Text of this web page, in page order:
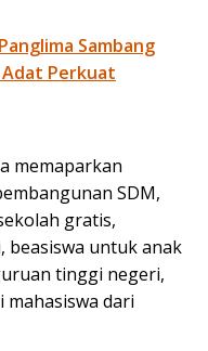
Sambang
Adat Perkuat
memaparkan
SDM,
gratis,
beasiswa untuk anak
tinggi negeri,
dari